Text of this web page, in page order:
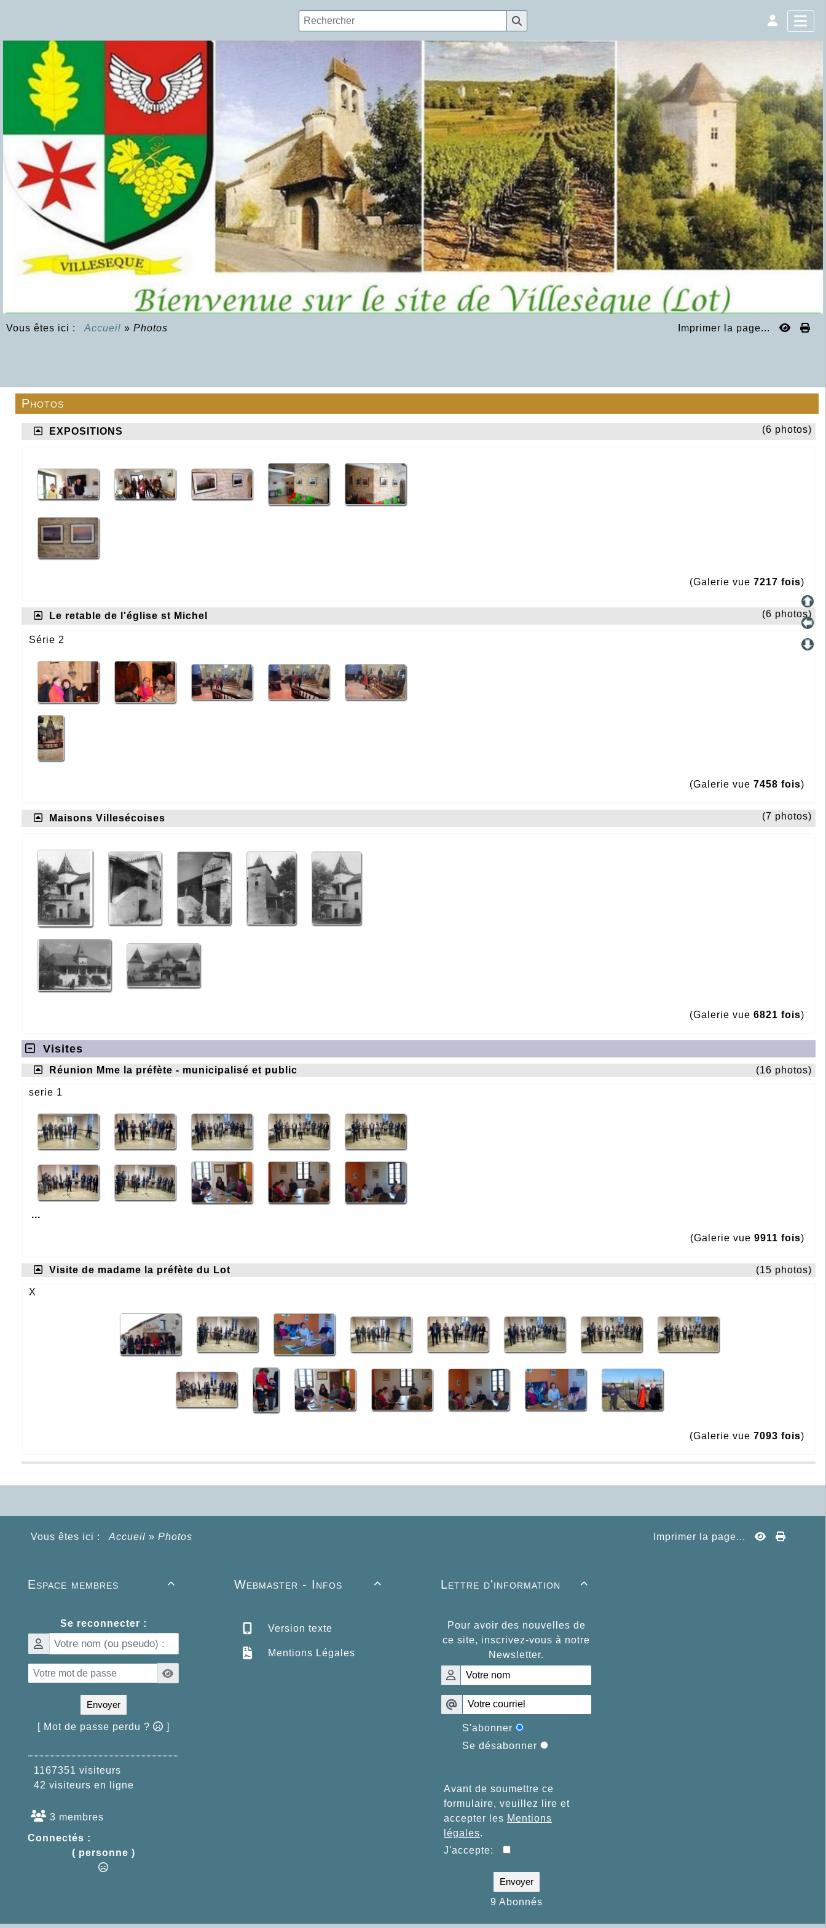
Vous êtes ici : Accueil » Photos Imprimer la page...
Photos
EXPOSITIONS (6 photos)
(Galerie vue 7217 fois)
Le retable de l'église st Michel (6 photos)
Série 2
(Galerie vue 7458 fois)
Maisons Villesécoises (7 photos)
(Galerie vue 6821 fois)
Visites
Réunion Mme la préfète - municipalisé et public (16 photos)
serie 1
...
(Galerie vue 9911 fois)
Visite de madame la préfète du Lot (15 photos)
X
(Galerie vue 7093 fois)
Vous êtes ici : Accueil » Photos Imprimer la page...

Espace membres
Se reconnecter :
Envoyer
[ Mot de passe perdu ? ]
1167351 visiteurs
42 visiteurs en ligne
3 membres
Connectés :
( personne )

Webmaster - Infos
Version texte
Mentions Légales

Lettre d'information
Pour avoir des nouvelles de
ce site, inscrivez-vous à notre
Newsletter.
S'abonner
Se désabonner
Avant de soumettre ce
formulaire, veuillez lire et
accepter les Mentions
légales.
J'accepte:
Envoyer
9 Abonnés